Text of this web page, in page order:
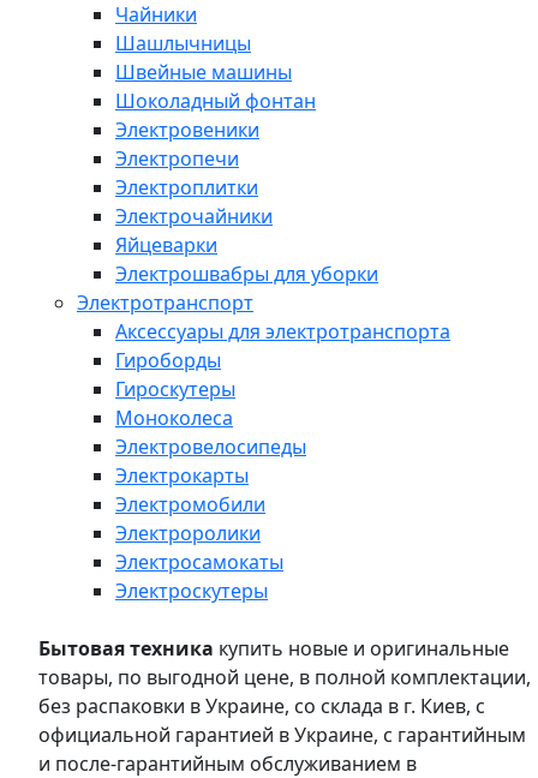
Чайники
Шашлычницы
Швейные машины
Шоколадный фонтан
Электровеники
Электропечи
Электроплитки
Электрочайники
Яйцеварки
Электрошвабры для уборки
Электротранспорт
Аксессуары для электротранспорта
Гироборды
Гироскутеры
Моноколеса
Электровелосипеды
Электрокарты
Электромобили
Электроролики
Электросамокаты
Электроскутеры
Бытовая техника купить новые и оригинальные
товары, по выгодной цене, в полной комплектации,
без распаковки в Украине, со склада в г. Киев, с
официальной гарантией в Украине, с гарантийным
и после-гарантийным обслуживанием в